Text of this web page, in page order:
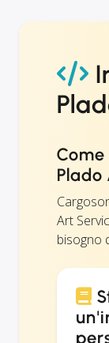
Plado
Art
bisogno